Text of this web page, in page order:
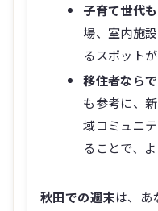
子育て世代
場、室内施
るスポット
移住者なら
も参考に、
域コミュニ
ることで、
秋田での週末は、あ